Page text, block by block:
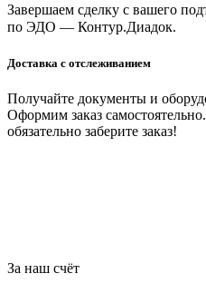
Завершаем сделку с вашего
по ЭДО — Контур.Диадок.
Доставка с отслеживанием
Получайте документы и
Оформим заказ
обязательно заберите заказ!
За наш счёт